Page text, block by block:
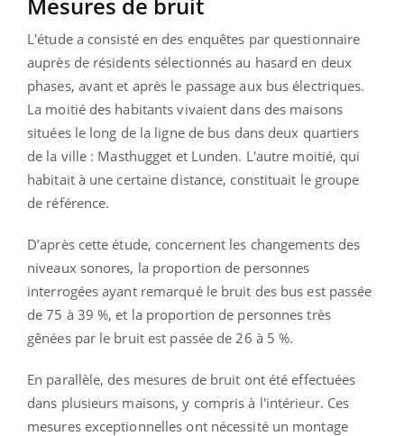
L'étude a consisté en des enquêtes par questionnaire
auprès de résidents sélectionnés au hasard en deux
phases, avant et après le passage aux bus électriques.
La moitié des habitants vivaient dans des maisons
situées le long de la ligne de bus dans deux quartiers
de la ville : Masthugget et Lunden. L'autre moitié, qui
habitait à une certaine distance, constituait le groupe
de référence.
D’après cette étude, concernent les changements des
niveaux sonores, la proportion de personnes
interrogées ayant remarqué le bruit des bus est passée
de 75 à 39 %, et la proportion de personnes très
gênées par le bruit est passée de 26 à 5 %.
En parallèle, des mesures de bruit ont été effectuées
dans plusieurs maisons, y compris à l'intérieur. Ces
mesures exceptionnelles ont nécessité un montage